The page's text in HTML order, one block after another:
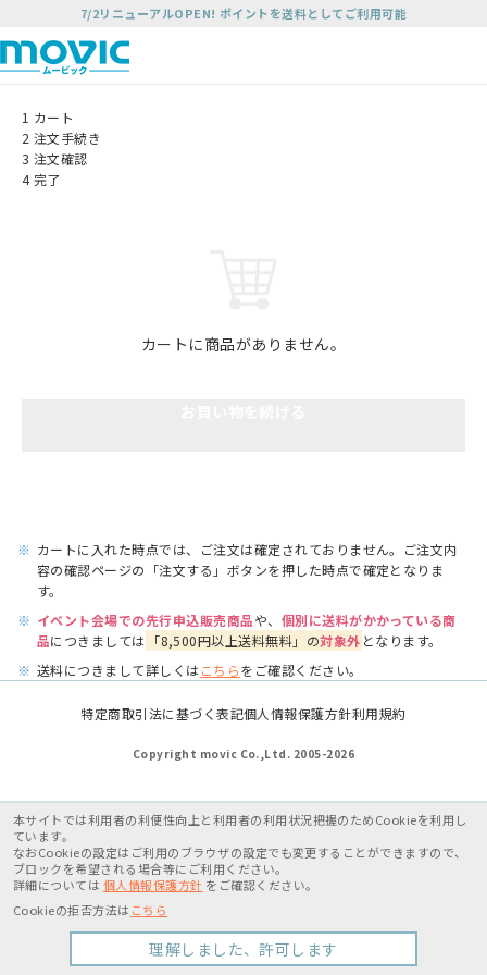
7/2リニューアルOPEN! ポイントを送料としてご利用可能
1 カート
2 注文手続き
3 注文確認
4 完了
カートに商品がありません。
※ カートに入れた時点では、ご注文は確定されておりません。ご注文内
容の確認ページの「注文する」ボタンを押した時点で確定となりま
す。
※ イベント会場での先行申込販売商品や、 個別に送料がかかっている商
品につきましては 「8,500円以上送料無料」の対象外 となります。
※ 送料につきまして詳しくはこちらをご確認ください。
特定商取引法に基づく表記個人情報保護方針利用規約
Copyright movic Co.,Ltd. 2005-2026
本サイトでは利用者の利便性向上と利用者の利用状況把握のためCookieを利用し
ています。
なおCookieの設定はご利用のブラウザの設定でも変更することができますので、
ブロックを希望される場合等にご利用ください。
詳細については 個人情報保護方針 をご確認ください。
Cookieの拒否方法は こちら
理解しました、許可します